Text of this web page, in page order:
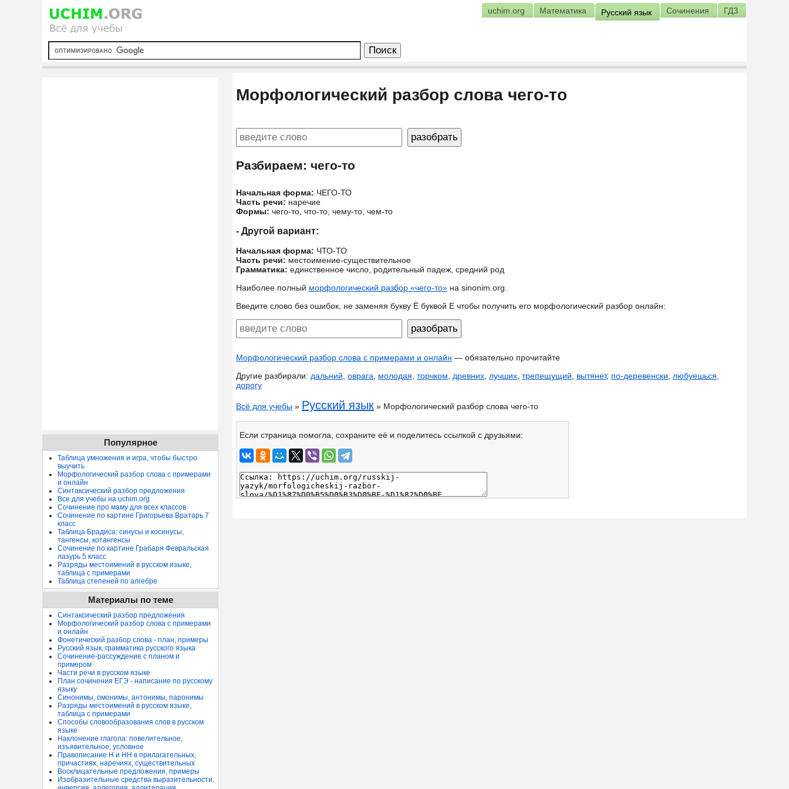
uchim.org Математика Русский язык Сочинения ГДЗ
Морфологический разбор слова чего-то
Разбираем: чего-то
Начальная форма: ЧЕГО-ТО
Часть речи: наречие
Формы: чего-то, что-то, чему-то, чем-то
- Другой вариант:
Начальная форма: ЧТО-ТО
Часть речи: местоимение-существительное
Грамматика: единственное число, родительный падеж, средний род
Наиболее полный морфологический разбор «чего-то» на sinonim.org.
Введите слово без ошибок, не заменяя букву Ё буквой Е чтобы получить его морфологический разбор онлайн:
Морфологический разбор слова с примерами и онлайн — обязательно прочитайте
Другие разбирали: дальний оврага молодая торчком древних лучших трепещущий вытянет, по-деревенски любуешься
дорогу
Всё для учебы » Русский язык » Морфологический разбор слова чего-то
Если страница помогла, сохраните её и поделитесь ссылкой с друзьями:
Популярное
Таблица умножения и игра, чтобы быстро
выучить
Морфологический разбор слова с примерами
и онлайн
Синтаксический разбор предложения
Все для учебы на uchim.org
Сочинение про маму для всех классов
Сочинение по картине Григорьева Вратарь 7
класс
Таблица Брадиса: синусы и косинусы,
тангенсы, котангенсы
Сочинение по картине Грабаря Февральская
лазурь 5 класс
Разряды местоимений в русском языке,
таблица с примерами
Таблица степеней по алгебре
Материалы по теме
Синтаксический разбор предложения
Морфологический разбор слова с примерами
и онлайн
Фонетический разбор слова - план, примеры
Русский язык, грамматика русского языка
Сочинение-рассуждение с планом и
примером
Части речи в русском языке
План сочинения ЕГЭ - написание по русскому
языку
Синонимы, омонимы, антонимы, паронимы
Разряды местоимений в русском языке,
таблица с примерами
Способы словообразования слов в русском
языке
Наклонение глагола: повелительное,
изъявительное, условное
Правописание Н и НН в прилагательных,
причастиях, наречиях, существительных
Восклицательные предложения, примеры
Изобразительные средства выразительности: